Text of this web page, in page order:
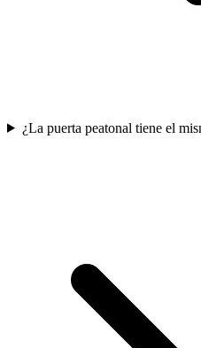
¿La puerta peatonal tiene el